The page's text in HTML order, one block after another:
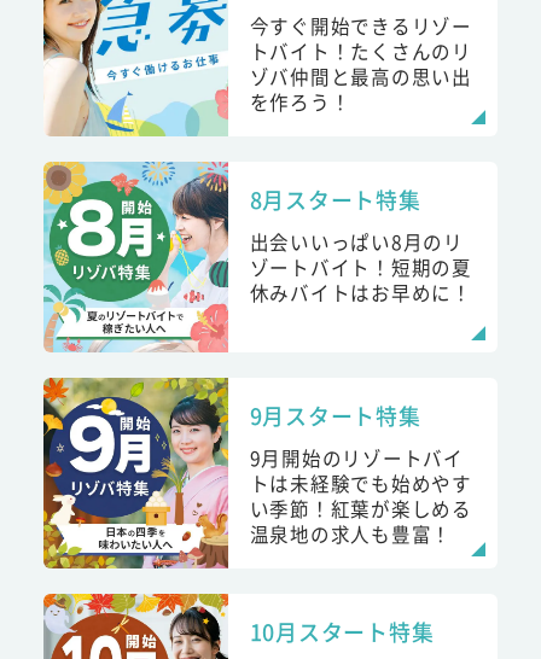
今すぐ開始できるリゾー
トバイト！たくさんのリ
ゾバ仲間と最高の思い出
を作ろう！
8月スタート特集
出会いいっぱい8月のリ
ゾートバイト！短期の夏
休みバイトはお早めに！
9月スタート特集
9月開始のリゾートバイ
トは未経験でも始めやす
い季節！紅葉が楽しめる
温泉地の求人も豊富！
10月スタート特集